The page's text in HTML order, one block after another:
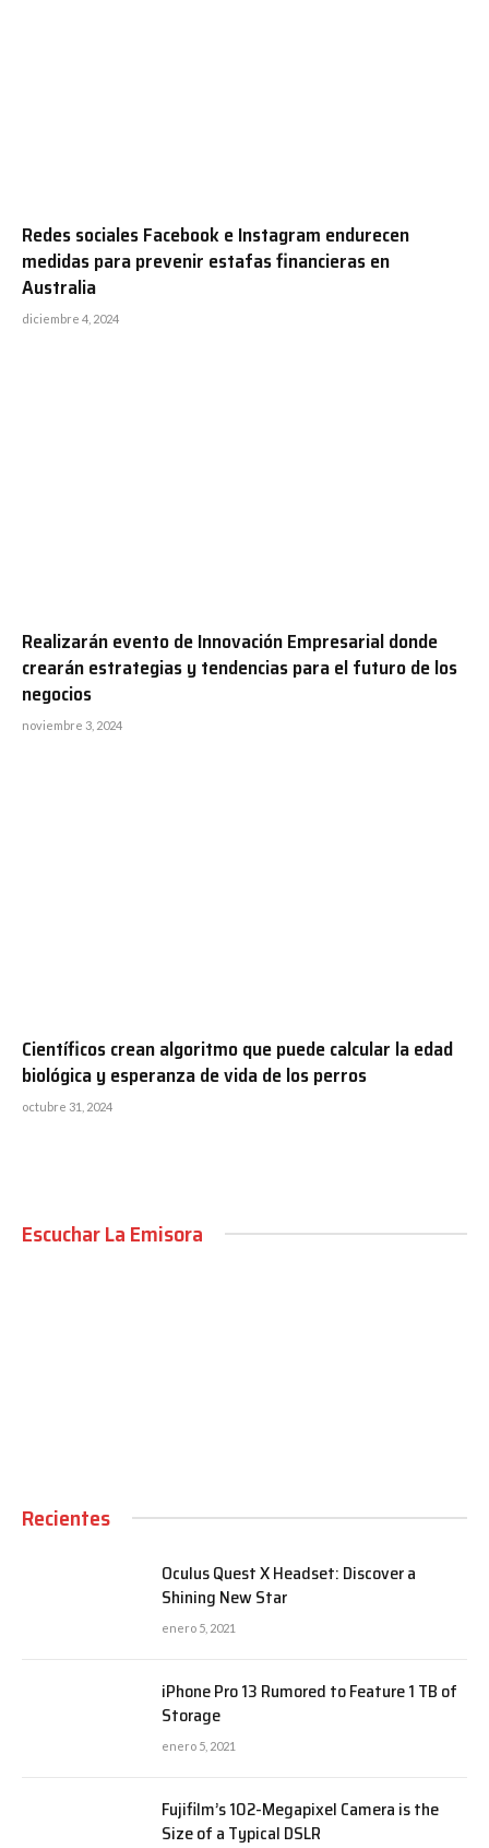
Redes sociales Facebook e Instagram endurecen
medidas para prevenir estafas financieras en
Australia
diciembre 4, 2024
Realizarán evento de Innovación Empresarial donde
crearán estrategias y tendencias para el futuro de los
negocios
noviembre 3, 2024
Científicos crean algoritmo que puede calcular la edad
biológica y esperanza de vida de los perros
octubre 31, 2024
Escuchar La Emisora
Recientes
Oculus Quest X Headset: Discover a
Shining New Star
enero 5, 2021
iPhone Pro 13 Rumored to Feature 1 TB of
Storage
enero 5, 2021
Fujifilm’s 102-Megapixel Camera is the
Size of a Typical DSLR